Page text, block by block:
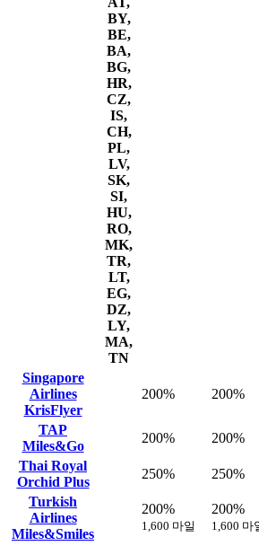
BY,
BE,
BA,
BG,
HR,
CZ,
IS,
CH,
PL,
LV,
SK,
SI,
HU,
RO,
MK,
TR,
LT,
EG,
DZ,
LY,
MA,
TN
Singapore
Airlines
KrisFlyer
200% 200%
TAP
Miles&Go
200% 200%
Thai Royal
Orchid Plus
250% 250%
Turkish
Airlines
Miles&Smiles
200%
1,600 마일
200%
1,600 마